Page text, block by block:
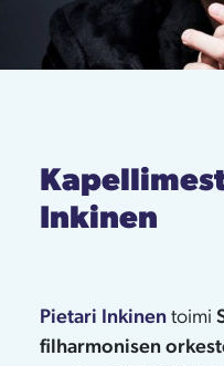
Inkinen
Pietari Inkinen toimi
filharmonisen